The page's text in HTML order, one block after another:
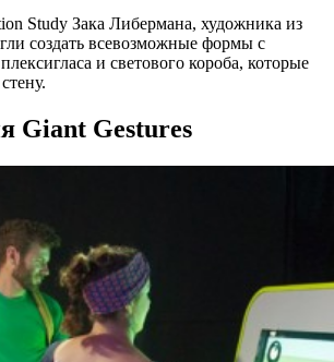
Study Зака Либермана, художника из
создать всевозможные формы с
и светового короба, которые
Giant Gestures